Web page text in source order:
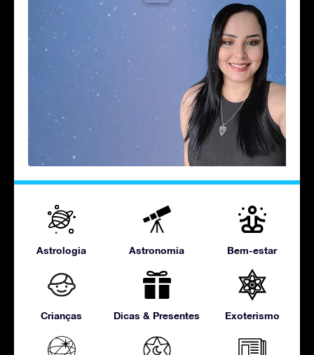
Astrologia Astronomia Bem-estar
Crianças Dicas & Presentes Exoterismo